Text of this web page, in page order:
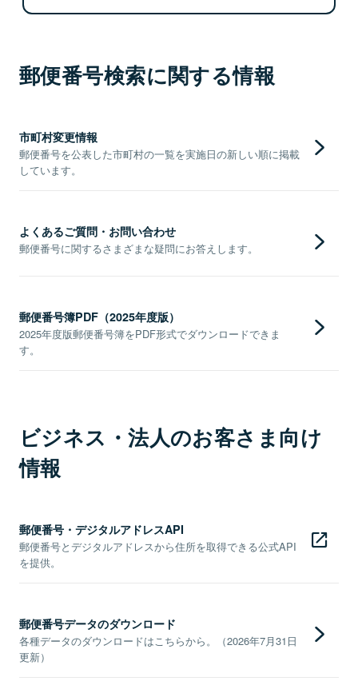
郵便番号検索に関する情報
市町村変更情報
郵便番号を公表した市町村の一覧を実施日の新しい順に掲載
しています。
よくあるご質問・お問い合わせ
郵便番号に関するさまざまな疑問にお答えします。
郵便番号簿PDF（2025年度版）
2025年度版郵便番号簿をPDF形式でダウンロードできま
す。
ビジネス・法人のお客さま向け
情報
郵便番号・デジタルアドレスAPI
郵便番号とデジタルアドレスから住所を取得できる公式API
を提供。
郵便番号データのダウンロード
各種データのダウンロードはこちらから。（2026年7月31日
更新）